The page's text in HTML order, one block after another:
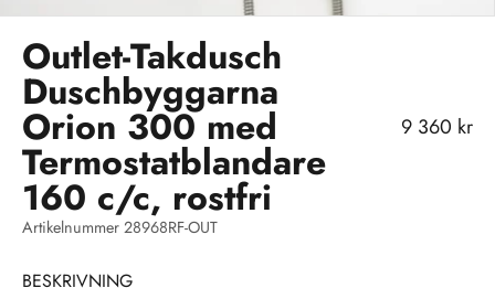
Outlet-Takdusch
Duschbyggarna
Orion 300 med
Termostatblandare
160 c/c, rostfri
REA-pris
9 360 kr
Artikelnummer 28968RF-OUT
BESKRIVNING